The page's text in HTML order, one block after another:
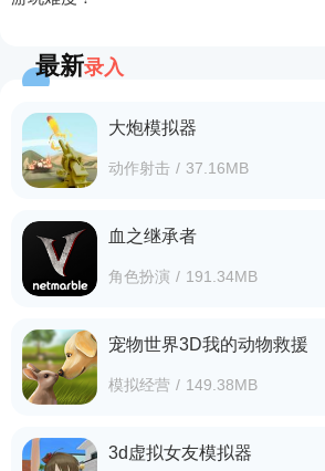
最新录入
大炮模拟器
动作射击 / 37.16MB
血之继承者
角色扮演 / 191.34MB
宠物世界3D我的动物救援
模拟经营 / 149.38MB
3d虚拟女友模拟器